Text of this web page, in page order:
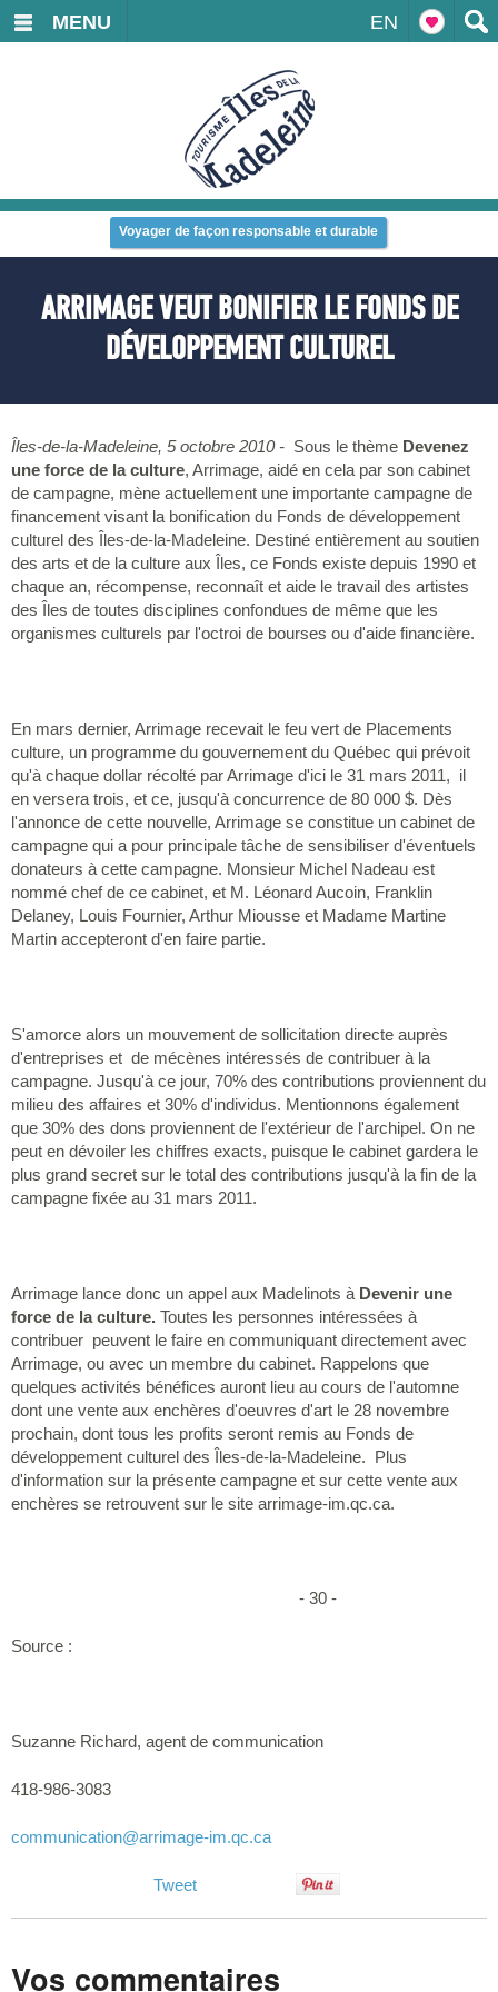
EN
MENU
Voyager de façon responsable et durable
ARRIMAGE VEUT BONIFIER LE FONDS DE
DÉVELOPPEMENT CULTUREL
Îles-de-la-Madeleine, 5 octobre 2010 - Sous le thème Devenez
une force de la culture, Arrimage, aidé en cela par son cabinet
de campagne, mène actuellement une importante campagne de
financement visant la bonification du Fonds de développement
culturel des Îles-de-la-Madeleine. Destiné entièrement au soutien
des arts et de la culture aux Îles, ce Fonds existe depuis 1990 et
chaque an, récompense, reconnaît et aide le travail des artistes
des Îles de toutes disciplines confondues de même que les
organismes culturels par l'octroi de bourses ou d'aide financière.
En mars dernier, Arrimage recevait le feu vert de Placements
culture, un programme du gouvernement du Québec qui prévoit
qu'à chaque dollar récolté par Arrimage d'ici le 31 mars 2011, il
en versera trois, et ce, jusqu'à concurrence de 80 000 $. Dès
l'annonce de cette nouvelle, Arrimage se constitue un cabinet de
campagne qui a pour principale tâche de sensibiliser d'éventuels
donateurs à cette campagne. Monsieur Michel Nadeau est
nommé chef de ce cabinet, et M. Léonard Aucoin, Franklin
Delaney, Louis Fournier, Arthur Miousse et Madame Martine
Martin accepteront d'en faire partie.
S'amorce alors un mouvement de sollicitation directe auprès
d'entreprises et de mécènes intéressés de contribuer à la
campagne. Jusqu'à ce jour, 70% des contributions proviennent du
milieu des affaires et 30% d'individus. Mentionnons également
que 30% des dons proviennent de l'extérieur de l'archipel. On ne
peut en dévoiler les chiffres exacts, puisque le cabinet gardera le
plus grand secret sur le total des contributions jusqu'à la fin de la
campagne fixée au 31 mars 2011.
Arrimage lance donc un appel aux Madelinots à Devenir une
force de la culture. Toutes les personnes intéressées à
contribuer peuvent le faire en communiquant directement avec
Arrimage, ou avec un membre du cabinet. Rappelons que
quelques activités bénéfices auront lieu au cours de l'automne
dont une vente aux enchères d'oeuvres d'art le 28 novembre
prochain, dont tous les profits seront remis au Fonds de
développement culturel des Îles-de-la-Madeleine. Plus
d'information sur la présente campagne et sur cette vente aux
enchères se retrouvent sur le site arrimage-im.qc.ca.
- 30 -
Source :
Suzanne Richard, agent de communication
418-986-3083
communication@arrimage-im.qc.ca
Tweet
Vos commentaires